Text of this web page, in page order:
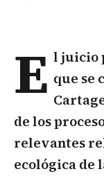
E l juicio
que se
de los
relevantes
ecológica de